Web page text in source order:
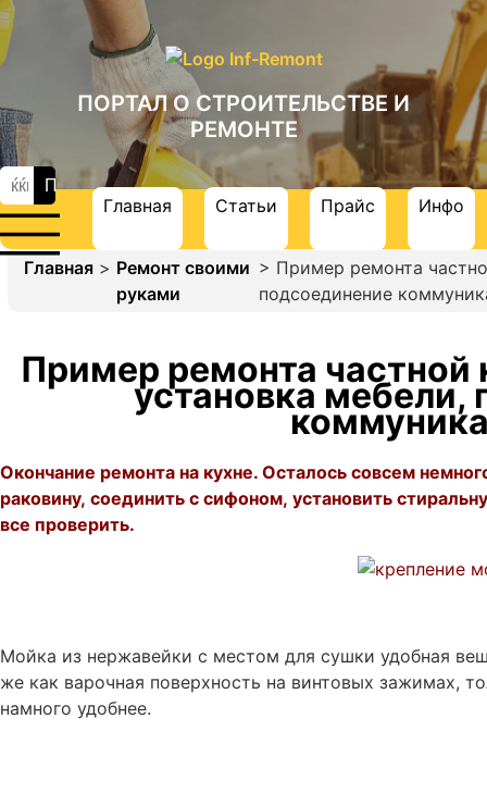
ПОРТАЛ О СТРОИТЕЛЬСТВЕ И
РЕМОНТЕ
Главная Статьи Прайс Инфо
Главная > Ремонт своими
руками
> Пример ремонта
подсоединение
Пример ремонта частной
установка мебели,
Окончание ремонта на кухне. Осталось совсем
раковину, соединить с сифоном, установить
все проверить.
Мойка из нержавейки с местом для сушки удобная
же как варочная поверхность на винтовых зажимах,
намного удобнее.